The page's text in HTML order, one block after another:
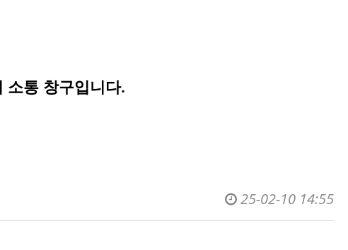
소통 창구입니다.
25-02-10 14:55